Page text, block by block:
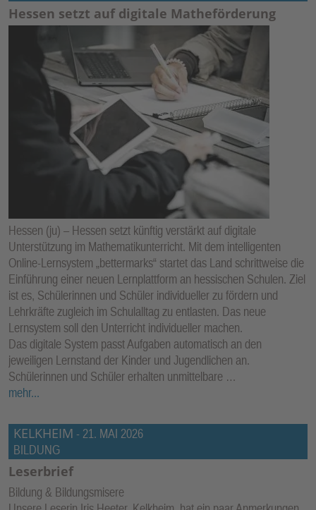
Hessen setzt auf digitale Matheförderung
Hessen (ju) – Hessen setzt künftig verstärkt auf digitale
Unterstützung im Mathematikunterricht. Mit dem intelligenten
Online-Lernsystem „bettermarks“ startet das Land schrittweise die
Einführung einer neuen Lernplattform an hessischen Schulen. Ziel
ist es, Schülerinnen und Schüler individueller zu fördern und
Lehrkräfte zugleich im Schulalltag zu entlasten. Das neue
Lernsystem soll den Unterricht individueller machen.
Das digitale System passt Aufgaben automatisch an den
jeweiligen Lernstand der Kinder und Jugendlichen an.
Schülerinnen und Schüler erhalten unmittelbare …
mehr...
KELKHEIM - 21. MAI 2026
BILDUNG
Leserbrief
Bildung & Bildungsmisere